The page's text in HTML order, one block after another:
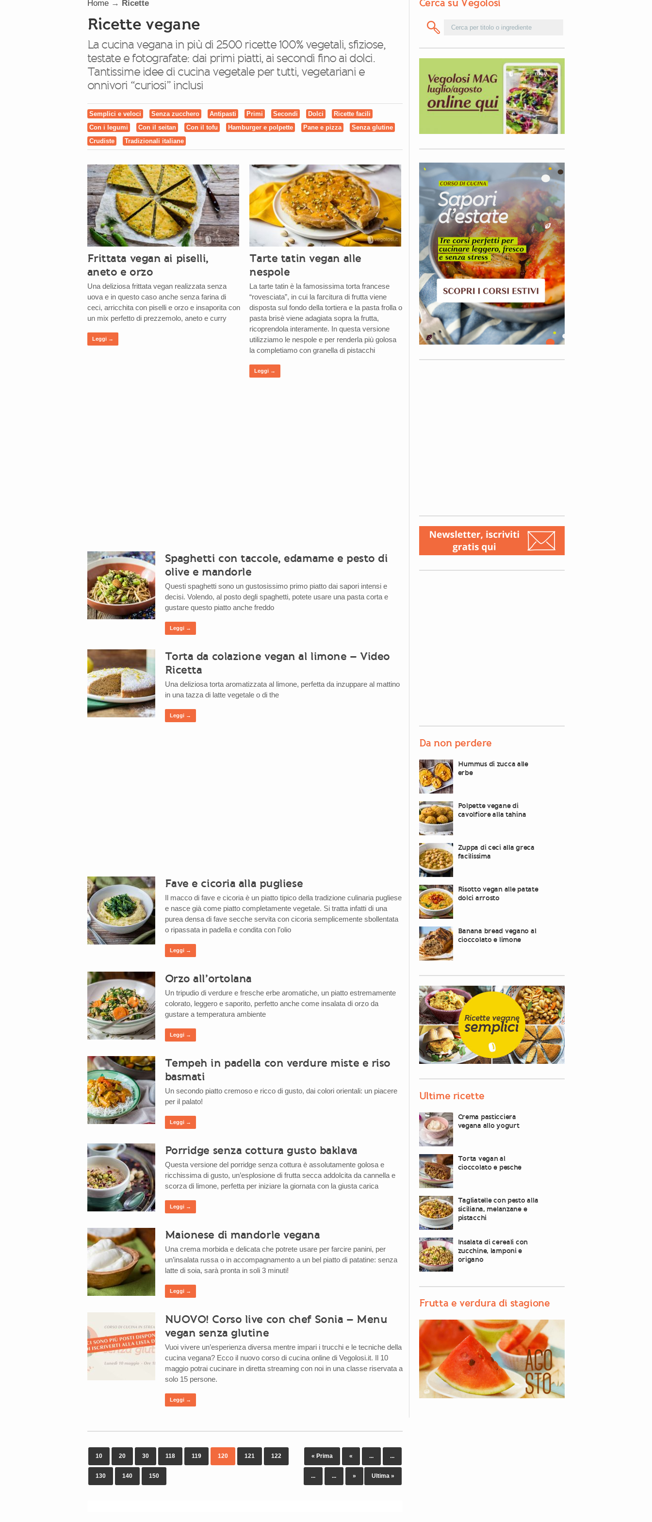
Home→ Ricette
Ricette vegane
La cucina vegana in più di 2500 ricette 100% vegetali, sfiziose,
testate e fotografate: dai primi piatti, ai secondi fino ai dolci.
Tantissime idee di cucina vegetale per tutti, vegetariani e
onnivori “curiosi” inclusi
Semplici e veloci Senza zucchero Antipasti Primi Secondi Dolci
Ricette facili
Con i legumi
Con il seitan Con il tofu Hamburger e polpette Pane e pizza
Senza glutine
Crudiste
Tradizionali italiane
Frittata vegan ai piselli,
aneto e orzo
Una deliziosa frittata vegan realizzata senza
uova e in questo caso anche senza farina di
ceci, arricchita con piselli e orzo e insaporita con
un mix perfetto di prezzemolo, aneto e curry
Leggi →
Tarte tatin vegan alle
nespole
La tarte tatin è la famosissima torta francese
“rovesciata”, in cui la farcitura di frutta viene
disposta sul fondo della tortiera e la pasta frolla o
pasta brisè viene adagiata sopra la frutta,
ricoprendola interamente. In questa versione
utilizziamo le nespole e per renderla più golosa
la completiamo con granella di pistacchi
Leggi →
Spaghetti con taccole, edamame e pesto di
olive e mandorle
Questi spaghetti sono un gustosissimo primo piatto dai sapori intensi e
decisi. Volendo, al posto degli spaghetti, potete usare una pasta corta e
gustare questo piatto anche freddo
Leggi →
Torta da colazione vegan al limone – Video
Ricetta
Una deliziosa torta aromatizzata al limone, perfetta da inzuppare al mattino
in una tazza di latte vegetale o di the
Leggi →
Fave e cicoria alla pugliese
Il macco di fave e cicoria è un piatto tipico della tradizione culinaria pugliese
e nasce già come piatto completamente vegetale. Si tratta infatti di una
purea densa di fave secche servita con cicoria semplicemente sbollentata
o ripassata in padella e condita con l’olio
Leggi →
Orzo all’ortolana
Un tripudio di verdure e fresche erbe aromatiche, un piatto estremamente
colorato, leggero e saporito, perfetto anche come insalata di orzo da
gustare a temperatura ambiente
Leggi →
Tempeh in padella con verdure miste e riso
basmati
Un secondo piatto cremoso e ricco di gusto, dai colori orientali: un piacere
per il palato!
Leggi →
Porridge senza cottura gusto baklava
Questa versione del porridge senza cottura è assolutamente golosa e
ricchissima di gusto, un’esplosione di frutta secca addolcita da cannella e
scorza di limone, perfetta per iniziare la giornata con la giusta carica
Leggi →
Maionese di mandorle vegana
Una crema morbida e delicata che potrete usare per farcire panini, per
un’insalata russa o in accompagnamento a un bel piatto di patatine: senza
latte di soia, sarà pronta in soli 3 minuti!
Leggi →
NUOVO! Corso live con chef Sonia – Menu
vegan senza glutine
Vuoi vivere un’esperienza diversa mentre impari i trucchi e le tecniche della
cucina vegana? Ecco il nuovo corso di cucina online di Vegolosi.it. Il 10
maggio potrai cucinare in diretta streaming con noi in una classe riservata a
solo 15 persone.
Leggi →
« Prima « ...
10 20 30 ...
118 119 120 121 122
...
130 140 150 ... » Ultima »
Cerca su Vegolosi
Da non perdere
Hummus di zucca alle
erbe
Polpette vegane di
cavolfiore alla tahina
Zuppa di ceci alla greca
facilissima
Risotto vegan alle patate
dolci arrosto
Banana bread vegano al
cioccolato e limone
Ultime ricette
Crema pasticciera
vegana allo yogurt
Torta vegan al
cioccolato e pesche
Tagliatelle con pesto alla
siciliana, melanzane e
pistacchi
Insalata di cereali con
zucchine, lamponi e
origano
Frutta e verdura di stagione